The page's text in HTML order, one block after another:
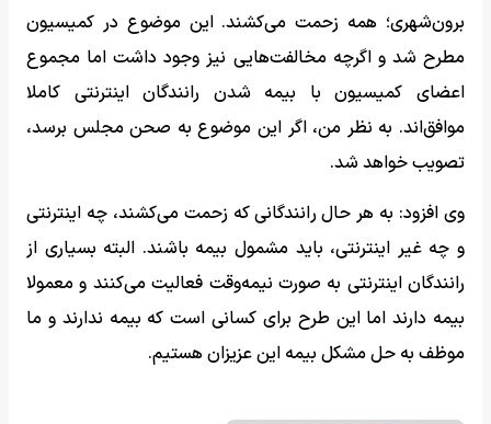
برون‌شهری؛ همه زحمت می‌کشند. این موضوع در کمیسیون
مطرح شد و اگرچه مخالفت‌هایی نیز وجود داشت اما مجموع
اعضای کمیسیون با بیمه شدن رانندگان اینترنتی کاملا
موافق‌اند. به نظر من، اگر این موضوع به صحن مجلس برسد،
تصویب خواهد شد.
وی افزود: به هر حال رانندگانی که زحمت می‌کشند، چه اینترنتی
و چه غیر اینترنتی، باید مشمول بیمه باشند. البته بسیاری از
رانندگان اینترنتی به صورت نیمه‌وقت فعالیت می‌کنند و معمولا
بیمه دارند اما این طرح برای کسانی است که بیمه ندارند و ما
موظف به حل مشکل بیمه این عزیزان هستیم.